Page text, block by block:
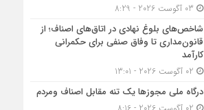
شاخص‌های بلوغ نهادی در اتاق‌های اصناف؛ از
قانون‌مداری تا وفاق صنفی برای حکمرانی
کارآمد
درگاه ملی مجوزها یک تنه مقابل اصناف ومردم